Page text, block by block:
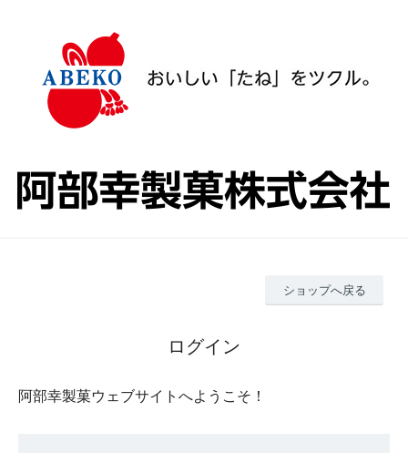
ショップへ戻る
ログイン
阿部幸製菓ウェブサイトへようこそ！